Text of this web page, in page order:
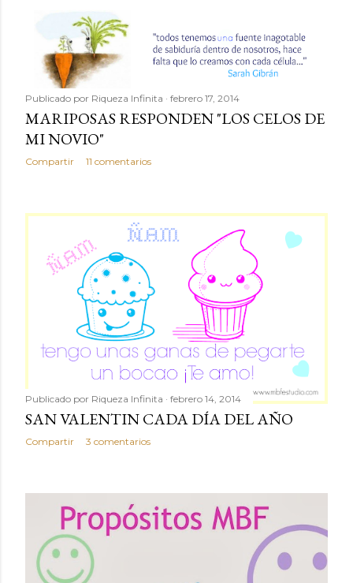
Publicado por Riqueza Infinita febrero 17, 2014
MARIPOSAS RESPONDEN "LOS CELOS DE
MI NOVIO"
Compartir 11 comentarios
Publicado por Riqueza Infinita febrero 14, 2014
SAN VALENTIN CADA DÍA DEL AÑO
Compartir 3 comentarios